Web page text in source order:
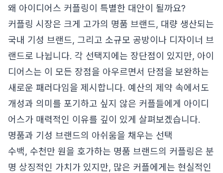
왜 아이디어스 커플링이 특별한 대안이 될까요?
커플링 시장은 크게 고가의 명품 브랜드, 대량 생산되는
국내 기성 브랜드, 그리고 소규모 공방이나 디자이너 브
랜드로 나뉩니다. 각 선택지에는 장단점이 있지만, 아이
디어스는 이 모든 장점을 아우르면서 단점을 보완하는
새로운 패러다임을 제시합니다. 예산의 제약 속에서도
개성과 의미를 포기하고 싶지 않은 커플들에게 아이디
어스가 매력적인 이유를 깊이 있게 살펴보겠습니다.
명품과 기성 브랜드의 아쉬움을 채우는 선택
수백, 수천만 원을 호가하는 명품 브랜드의 커플링은 분
명 상징적인 가치가 있지만, 많은 커플에게는 현실적인